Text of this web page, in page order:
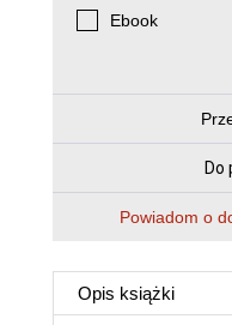
Ebook
Do
Powiadom o
Opis książki